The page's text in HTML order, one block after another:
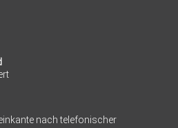
nach telefonischer